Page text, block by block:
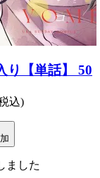
り【単話】 50
込)
ました